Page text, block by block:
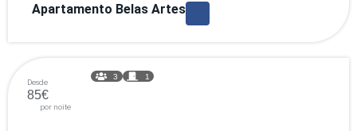
Apartamento Belas Artes
Desde
85€
por noite
3 1